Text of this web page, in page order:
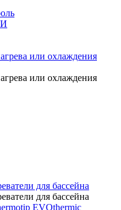
или охлаждения
или охлаждения
для бассейна
для бассейна
EVOthermic